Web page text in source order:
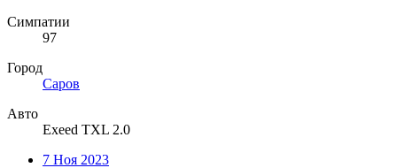
Симпатии
97
Город
Саров
Авто
Exeed TXL 2.0
7 Ноя 2023